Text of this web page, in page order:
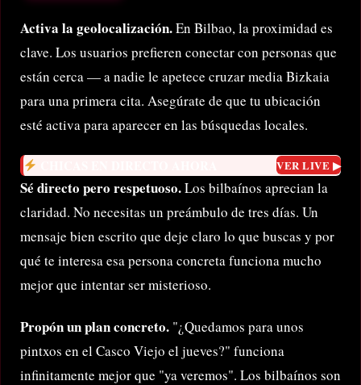
Activa la geolocalización.En Bilbao, la proximidad es
clave. Los usuarios prefieren conectar con personas que
están cerca — a nadie le apetece cruzar media Bizkaia
para una primera cita. Asegúrate de que tu ubicación
esté activa para aparecer en las búsquedas locales.
VER LIVE ▶
Sé directo pero respetuoso.Los bilbaínos aprecian la
claridad. No necesitas un preámbulo de tres días. Un
mensaje bien escrito que deje claro lo que buscas y por
qué te interesa esa persona concreta funciona mucho
mejor que intentar ser misterioso.
Propón un plan concreto. "¿Quedamos para unos
pintxos en el Casco Viejo el jueves?" funciona
infinitamente mejor que "ya veremos". Los bilbaínos son